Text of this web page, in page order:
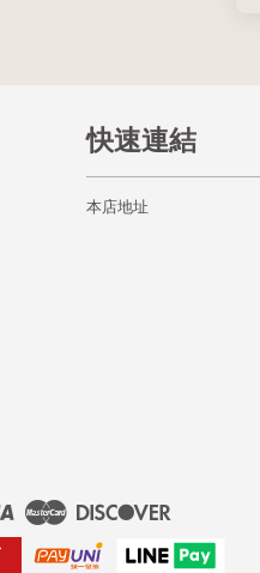
快速連結
本店地址
Visa Master